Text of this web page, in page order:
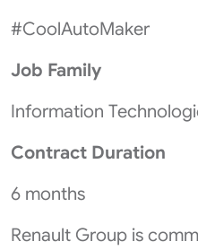
#CoolAutoMaker
Job Family
Information
Contract Duration
6 months
Renault Group is